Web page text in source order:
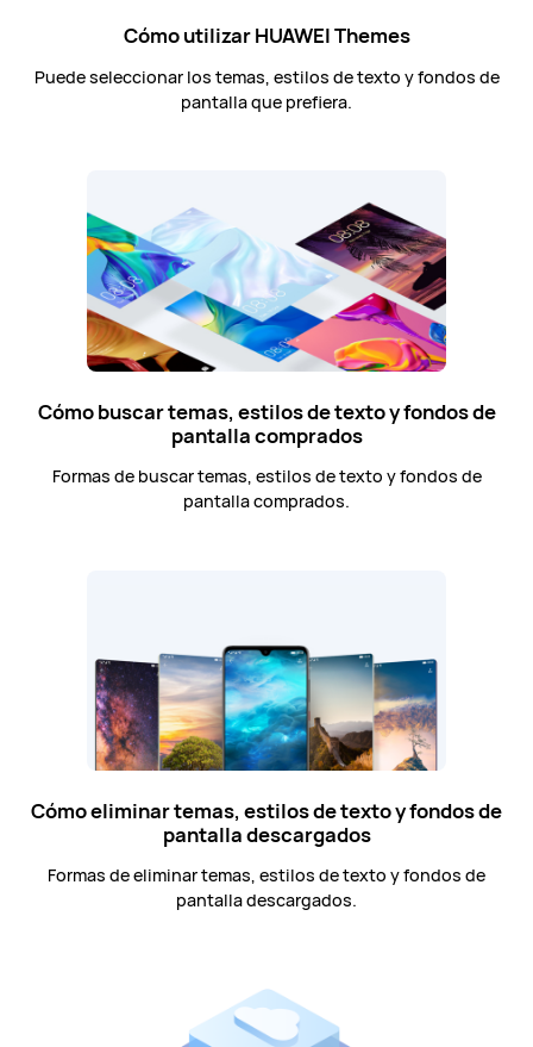
Cómo utilizar HUAWEI Themes
Puede seleccionar los temas, estilos de texto y fondos de
pantalla que prefiera.
Cómo buscar temas, estilos de texto y fondos de
pantalla comprados
Formas de buscar temas, estilos de texto y fondos de
pantalla comprados.
Cómo eliminar temas, estilos de texto y fondos de
pantalla descargados
Formas de eliminar temas, estilos de texto y fondos de
pantalla descargados.